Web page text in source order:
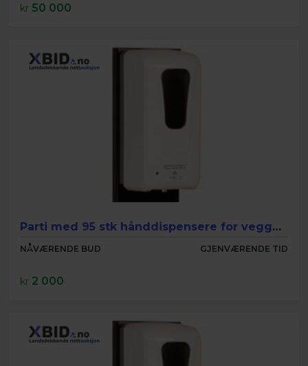
kr 50 000
Parti med 95 stk hånddispensere for veggmontering
NÅVÆRENDE BUD GJENVÆRENDE TID
kr 2 000